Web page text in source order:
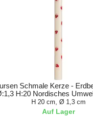
Schmale Kerze -
H:20 Nordisches
H 20 cm, Ø 1,3 cm
Auf Lager